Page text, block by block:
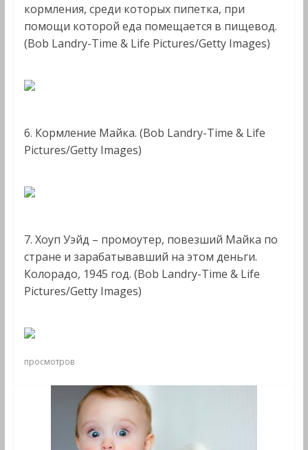
кормления, среди которых пипетка, при
помощи которой еда помещается в пищевод.
(Bob Landry-Time & Life Pictures/Getty Images)
6. Кормление Майка. (Bob Landry-Time & Life
Pictures/Getty Images)
7. Хоуп Уэйд – промоутер, повезший Майка по
стране и зарабатывавший на этом деньги.
Колорадо, 1945 год. (Bob Landry-Time & Life
Pictures/Getty Images)
просмотров